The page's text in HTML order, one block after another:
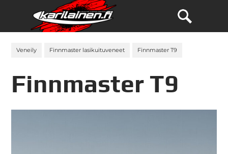
Veneily Finnmaster lasikuituveneet Finnmaster T9
Finnmaster T9